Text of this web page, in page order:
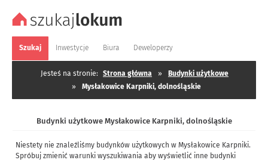
Szukaj Inwestycje Biura Deweloperzy
Jesteś na stronie: Strona główna »
Budynki użytkowe
»
Mysłakowice Karpniki, dolnośląskie
Budynki użytkowe Mysłakowice Karpniki, dolnośląskie
Niestety nie znaleźliśmy budynków użytkowych w Mysłakowice Karpniki.
Spróbuj zmienić warunki wyszukiwania aby wyświetlić inne budynki